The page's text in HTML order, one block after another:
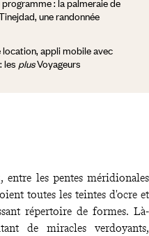
: la palmeraie de
une randonnée
appli mobile avec
les plusVoyageurs
entre les pentes méridionales
toutes les teintes d'ocre et
répertoire de formes. Là-
de miracles verdoyants,